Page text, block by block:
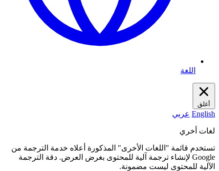
اللغة
أغلق
English عربي
لغات أخري
تستخدم قائمة "اللغات الأخرى" المذكورة أعلاه خدمة الترجمة من
Google لإنشاء ترجمة آلية للمحتوى بغرض العرض. دقة الترجمة
الآلية للمحتوى ليست مضمونة.